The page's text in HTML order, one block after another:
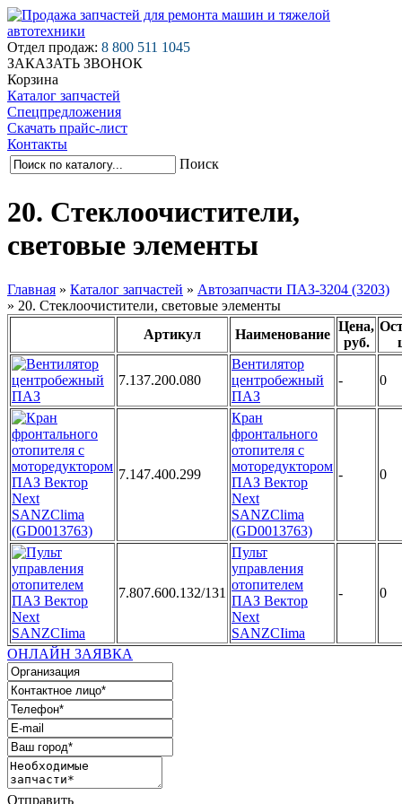
Отдел продаж: 8 800 511 1045
ЗАКАЗАТЬ ЗВОНОК
Корзина
Каталог запчастей
Спецпредложения
Скачать прайс-лист
Контакты
Поиск
20. Стеклоочистители,
световые элементы
Главная » Каталог запчастей » Автозапчасти ПАЗ-3204 (3203)
» 20. Стеклоочистители, световые элементы
Артикул
Наименование
Цена,
руб.
7.137.200.080
Вентилятор
центробежный
ПАЗ
- 0
7.147.400.299
Кран
фронтального
отопителя с
моторедуктором
ПАЗ Вектор
Next
SANZClima
(GD0013763)
- 0
7.807.600.132/131
Пульт
управления
отопителем
ПАЗ Вектор
Next
SANZCIima
- 0
ОНЛАЙН ЗАЯВКА
Отправить